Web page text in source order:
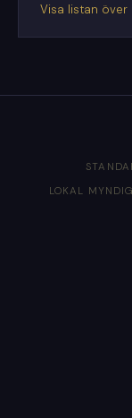
Visa listan över
LOKAL